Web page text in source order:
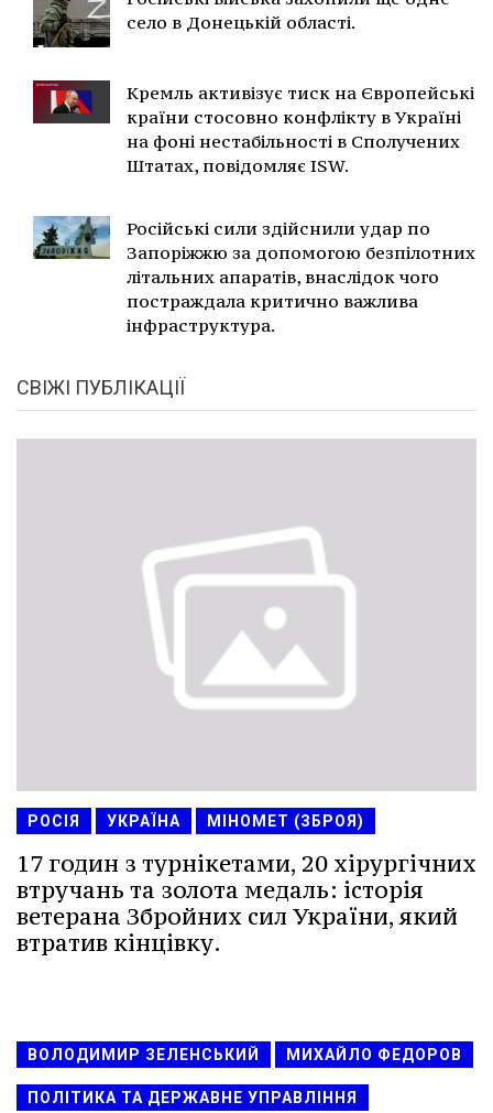
село в Донецькій області.
Кремль активізує тиск на Європейські
країни стосовно конфлікту в Україні
на фоні нестабільності в Сполучених
Штатах, повідомляє ISW.
Російські сили здійснили удар по
Запоріжжю за допомогою безпілотних
літальних апаратів, внаслідок чого
постраждала критично важлива
інфраструктура.
СВІЖІ ПУБЛІКАЦІЇ
РОСІЯ УКРАЇНА МІНОМЕТ (ЗБРОЯ)
17 годин з турнікетами, 20 хірургічних
втручань та золота медаль: історія
ветерана Збройних сил України, який
втратив кінцівку.
ВОЛОДИМИР ЗЕЛЕНСЬКИЙ МИХАЙЛО ФЕДОРОВ
ПОЛІТИКА ТА ДЕРЖАВНЕ УПРАВЛІННЯ